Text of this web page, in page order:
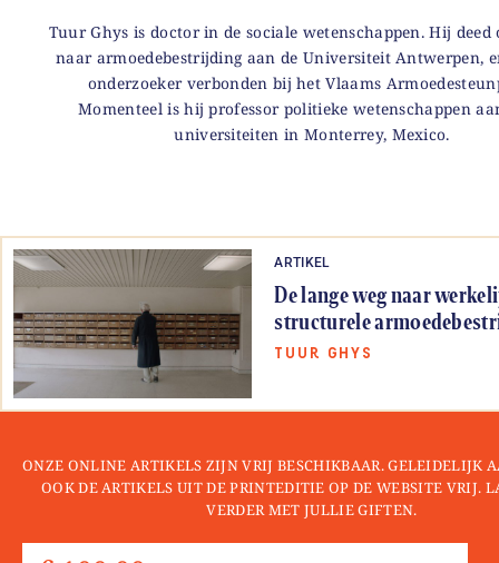
Tuur Ghys is doctor in de sociale wetenschappen. Hij deed
naar armoedebestrijding aan de Universiteit Antwerpen,
onderzoeker verbonden bij het Vlaams
Momenteel is hij professor politieke wetenschappen
universiteiten in Monterrey, Mexico.
ARTIKEL
De lange weg naar
structurele
TUUR GHYS
ONZE ONLINE ARTIKELS ZIJN VRIJ BESCHIKBAAR. GELEIDELIJK
OOK DE ARTIKELS UIT DE PRINTEDITIE OP DE WEBSITE VRIJ.
VERDER MET JULLIE GIFTEN.